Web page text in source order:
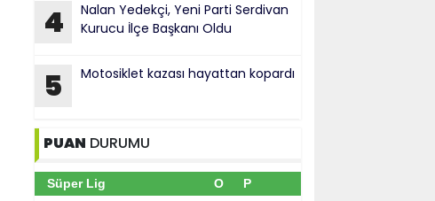
4
Nalan Yedekçi, Yeni Parti Serdivan
Kurucu İlçe Başkanı Oldu
5 Motosiklet kazası hayattan kopardı
PUAN DURUMU
Süper Lig O P